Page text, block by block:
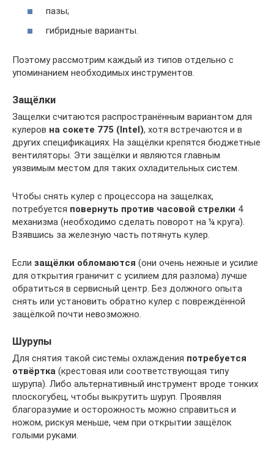
пазы;
гибридные варианты.
Поэтому рассмотрим каждый из типов отдельно с
упоминанием необходимых инструментов.
Защёлки
Защелки считаются распространённым вариантом для
кулеров на сокете 775 (Intel), хотя встречаются и в
других спецификациях. На защёлки крепятся бюджетные
вентиляторы. Эти защёлки и являются главным
уязвимым местом для таких охладительных систем.
Чтобы снять кулер с процессора на защелках,
потребуется повернуть против часовой стрелки 4
механизма (необходимо сделать поворот на ¼ круга).
Взявшись за железную часть потянуть кулер.
Если защёлки обломаются (они очень нежные и усилие
для открытия граничит с усилием для разлома) лучше
обратиться в сервисный центр. Без должного опыта
снять или установить обратно кулер с повреждённой
защёлкой почти невозможно.
Шурупы
Для снятия такой системы охлаждения потребуется
отвёртка (крестовая или соответствующая типу
шурупа). Либо альтернативный инструмент вроде тонких
плоскогубец, чтобы выкрутить шуруп. Проявляя
благоразумие и осторожность можно справиться и
ножом, рискуя меньше, чем при открытии защёлок
голыми руками.